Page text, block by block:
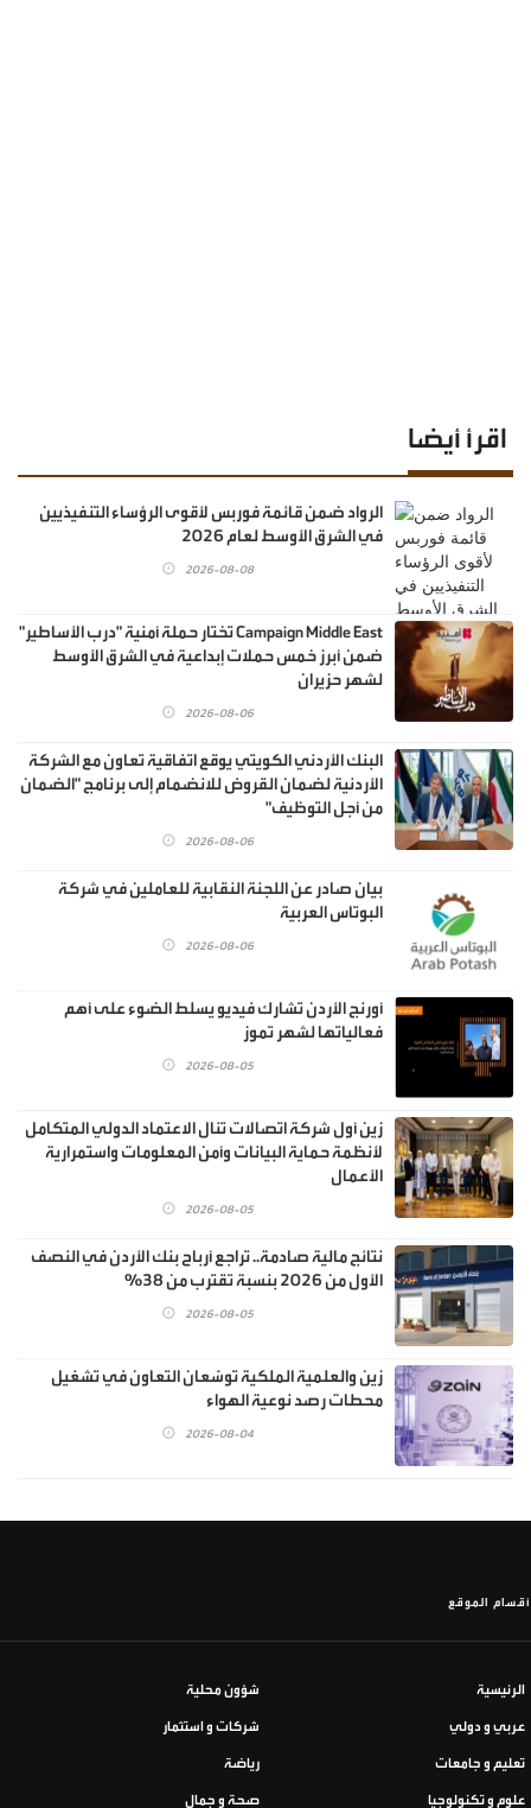
اقرأ أيضا
الرواد ضمن قائمة فوربس لأقوى الرؤساء التنفيذيين
في الشرق الأوسط لعام 2026
2026-08-08
Campaign Middle East تختار حملة أمنية "درب الأساطير"
ضمن أبرز خمس حملات إبداعية في الشرق الأوسط
لشهر حزيران
2026-08-06
البنك الأردني الكويتي يوقع اتفاقية تعاون مع الشركة
الأردنية لضمان القروض للانضمام إلى برنامج "الضمان
من أجل التوظيف"
2026-08-06
بيان صادر عن اللجنة النقابية للعاملين في شركة
البوتاس العربية
2026-08-06
أورنج الأردن تشارك فيديو يسلط الضوء على أهم
فعالياتها لشهر تموز
2026-08-05
زين أول شركة اتصالات تنال الاعتماد الدولي المتكامل
لأنظمة حماية البيانات وأمن المعلومات واستمرارية
الأعمال
2026-08-05
نتائج مالية صادمة.. تراجع أرباح بنك الأردن في النصف
الأول من 2026 بنسبة تقترب من 38%
2026-08-05
زين والعلمية الملكية توسّعان التعاون في تشغيل
محطات رصد نوعية الهواء
2026-08-04
أقسام الموقع
الرئيسية شؤون محلية
عربي و دولي شركات و استثمار
تعليم و جامعات رياضة
علوم و تكنولوجيا صحة و جمال